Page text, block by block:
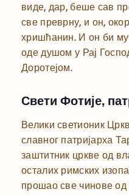
виде, дар, беше сав
све преврну, и он,
хришћанин. И он би
оде душом у Рај
Доротејом.
Свети Фотије,
Велики светионик
славног патријарха
заштитник цркве од
осталих римских
прошао све чинове